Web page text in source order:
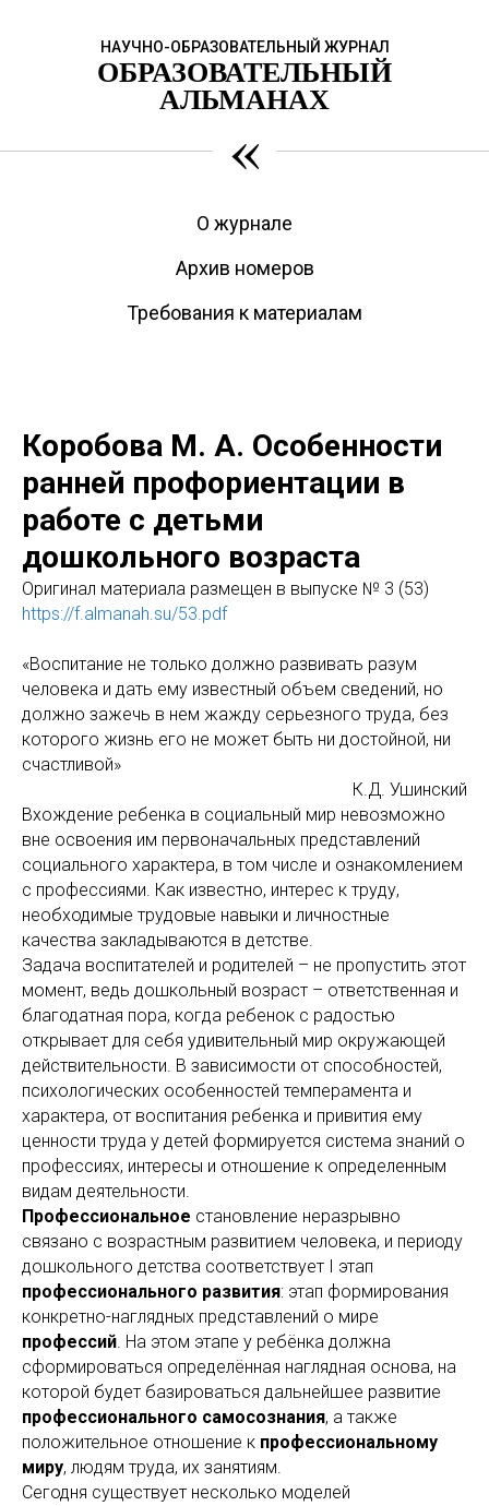
НАУЧНО-ОБРАЗОВАТЕЛЬНЫЙ ЖУРНАЛ
ОБРАЗОВАТЕЛЬНЫЙ
АЛЬМАНАХ
«
О журнале
Архив номеров
Требования к материалам
Коробова М. А. Особенности
ранней профориентации в
работе с детьми
дошкольного возраста
Оригинaл материала размещен в выпуске № 3 (53)
https://f.almanah.su/53.pdf
«Воспитание не только должно развивать разум
человека и дать ему известный объем сведений, но
должно зажечь в нем жажду серьезного труда, без
которого жизнь его не может быть ни достойной, ни
счастливой»
К.Д. Ушинский
Вхождение ребенка в социальный мир невозможно
вне освоения им первоначальных представлений
социального характера, в том числе и ознакомлением
с профессиями. Как известно, интерес к труду,
необходимые трудовые навыки и личностные
качества закладываются в детстве.
Задача воспитателей и родителей – не пропустить этот
момент, ведь дошкольный возраст – ответственная и
благодатная пора, когда ребенок с радостью
открывает для себя удивительный мир окружающей
действительности. В зависимости от способностей,
психологических особенностей темперамента и
характера, от воспитания ребенка и привития ему
ценности труда у детей формируется система знаний о
профессиях, интересы и отношение к определенным
видам деятельности.
Профессиональное становление неразрывно
связано с возрастным развитием человека, и периоду
дошкольного детства соответствует I этап
профессионального развития: этап формирования
конкретно-наглядных представлений о мире
профессий. На этом этапе у ребёнка должна
сформироваться определённая наглядная основа, на
которой будет базироваться дальнейшее развитие
профессионального самосознания, а также
положительное отношение к профессиональному
миру, людям труда, их занятиям.
Сегодня существует несколько моделей